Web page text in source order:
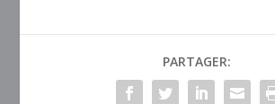
PARTAGER: